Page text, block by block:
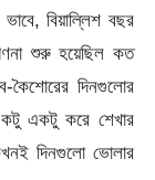
বিয়াল্লিশ বছর
শুরু হয়েছিল কত
দিনগুলোর
একটু করে শেখার
দিনগুলো ভোলার